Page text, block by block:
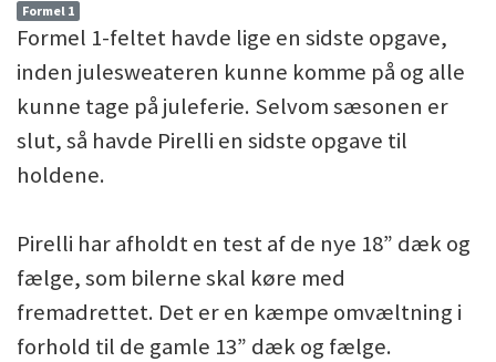
Formel 1
Formel 1-feltet havde lige en sidste opgave,
inden julesweateren kunne komme på og alle
kunne tage på juleferie. Selvom sæsonen er
slut, så havde Pirelli en sidste opgave til
holdene.
Pirelli har afholdt en test af de nye 18” dæk og
fælge, som bilerne skal køre med
fremadrettet. Det er en kæmpe omvæltning i
forhold til de gamle 13” dæk og fælge.